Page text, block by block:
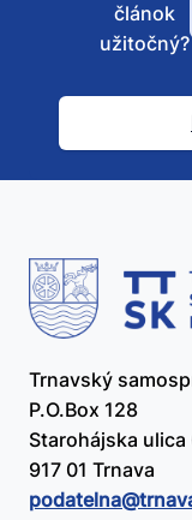
článok
užitočný?
Trnavský
P.O.Box 128
Starohájska
917 01 Trnava